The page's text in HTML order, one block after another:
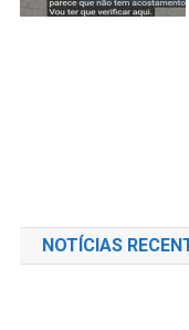
NOTÍCIAS